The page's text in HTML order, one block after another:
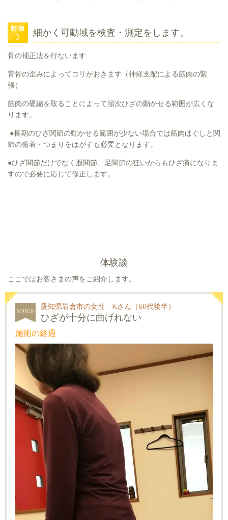
細かく可動域を検査・測定をします。
骨の補正法を行ないます
背骨の歪みによってコリがおきます（神経支配による筋肉の緊
張）
筋肉の硬縮を取ることによって順次ひざの動かせる範囲が広くな
ります。
●長期のひざ関節の動かせる範囲が少ない場合では筋肉ほぐしと関
節の癒着・つまりをはがすも必要となります。
●ひざ関節だけでなく股関節、足関節の狂いからもひざ痛になりま
すので必要に応じて修正します。
体験談
ここではお客さまの声をご紹介します。
愛知県岩倉市の女性 Kさん（60代後半）
ひざが十分に曲げれない
施術の経過